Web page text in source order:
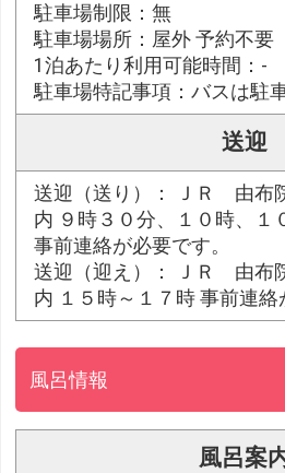
駐車場制限：無
駐車場場所：屋外 予約不要
1泊あたり利用可能時間：-
駐車場特記事項：バスは駐
送迎
送迎（送り）： ＪＲ 由
内 ９時３０分、１０時、１
事前連絡が必要です。
送迎（迎え）： ＪＲ 由
内 １５時～１７時 事前連絡
風呂情報
風呂案